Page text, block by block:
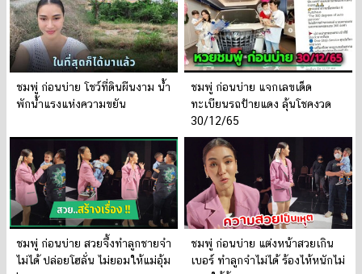
ชมพู่ ก่อนบ่าย โชว์ที่ดินผืนงาม น้ำ
พักน้ำแรงแห่งความขยัน
ชมพู่ ก่อนบ่าย แจกเลขเด็ด
ทะเบียนรถป้ายแดง ลุ้นโชคงวด
30/12/65
ชมพู่ ก่อนบ่าย สวยจึ้งทำลูกชายจำ
ไม่ได้ ปล่อยโฮลั่น ไม่ยอมให้แม่อุ้ม
ชมพู่ ก่อนบ่าย แต่งหน้าสวยเกิน
เบอร์ ทำลูกจำไม่ได้ ร้องไห้หนักไม่